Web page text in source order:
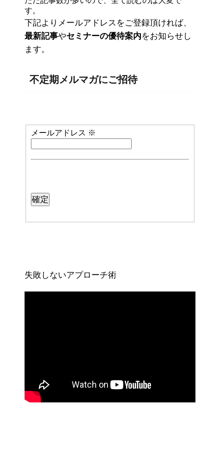
す。
下記よりメールアドレスをご登録頂ければ、
最新記事やセミナーの優待案内をお知らせし
ます。
不定期メルマガにご招待
メールアドレス ※
失敗しないアプローチ術